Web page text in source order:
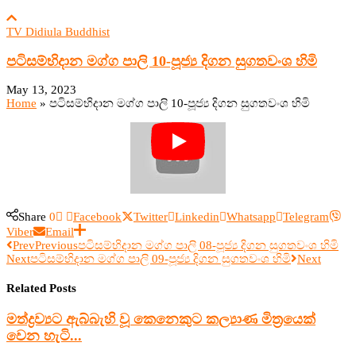
TV Didiula Buddhist
පටිසම්භිදාන මග්ග පාලි 10-පූජ්‍ය දිගන සුගතවංශ හිමි
May 13, 2023
Home » පටිසම්භිදාන මග්ග පාලි 10-පූජ්‍ය දිගන සුගතවංශ හිමි
Share 0 Facebook Twitter Linkedin Whatsapp
Telegram
Viber
Email
PrevPreviousපටිසම්භිදාන මග්ග පාලි 08-පූජ්‍ය දිගන සුගතවංශ හිමි
Nextපටිසම්භිදාන මග්ග පාලි 09-පූජ්‍ය දිගන සුගතවංශ හිමි Next
Related Posts
මත්ද්‍රව්‍යට ඇබ්බැහි වූ කෙනෙකුට කල්‍යාණ මිත්‍රයෙක්
වෙන හැටි...